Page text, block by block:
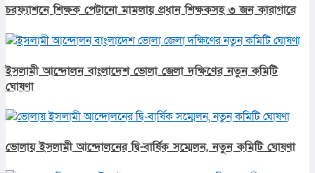
চরফ্যাশনে শিক্ষক পেটানো মামলায় প্রধান শিক্ষকসহ ৩ জন কারাগারে
ইসলামী আন্দোলন বাংলাদেশ ভোলা জেলা দক্ষিণের নতুন কমিটি
ঘোষণা
ভোলায় ইসলামী আন্দোলনের দ্বি-বার্ষিক সম্মেলন, নতুন কমিটি ঘোষণা